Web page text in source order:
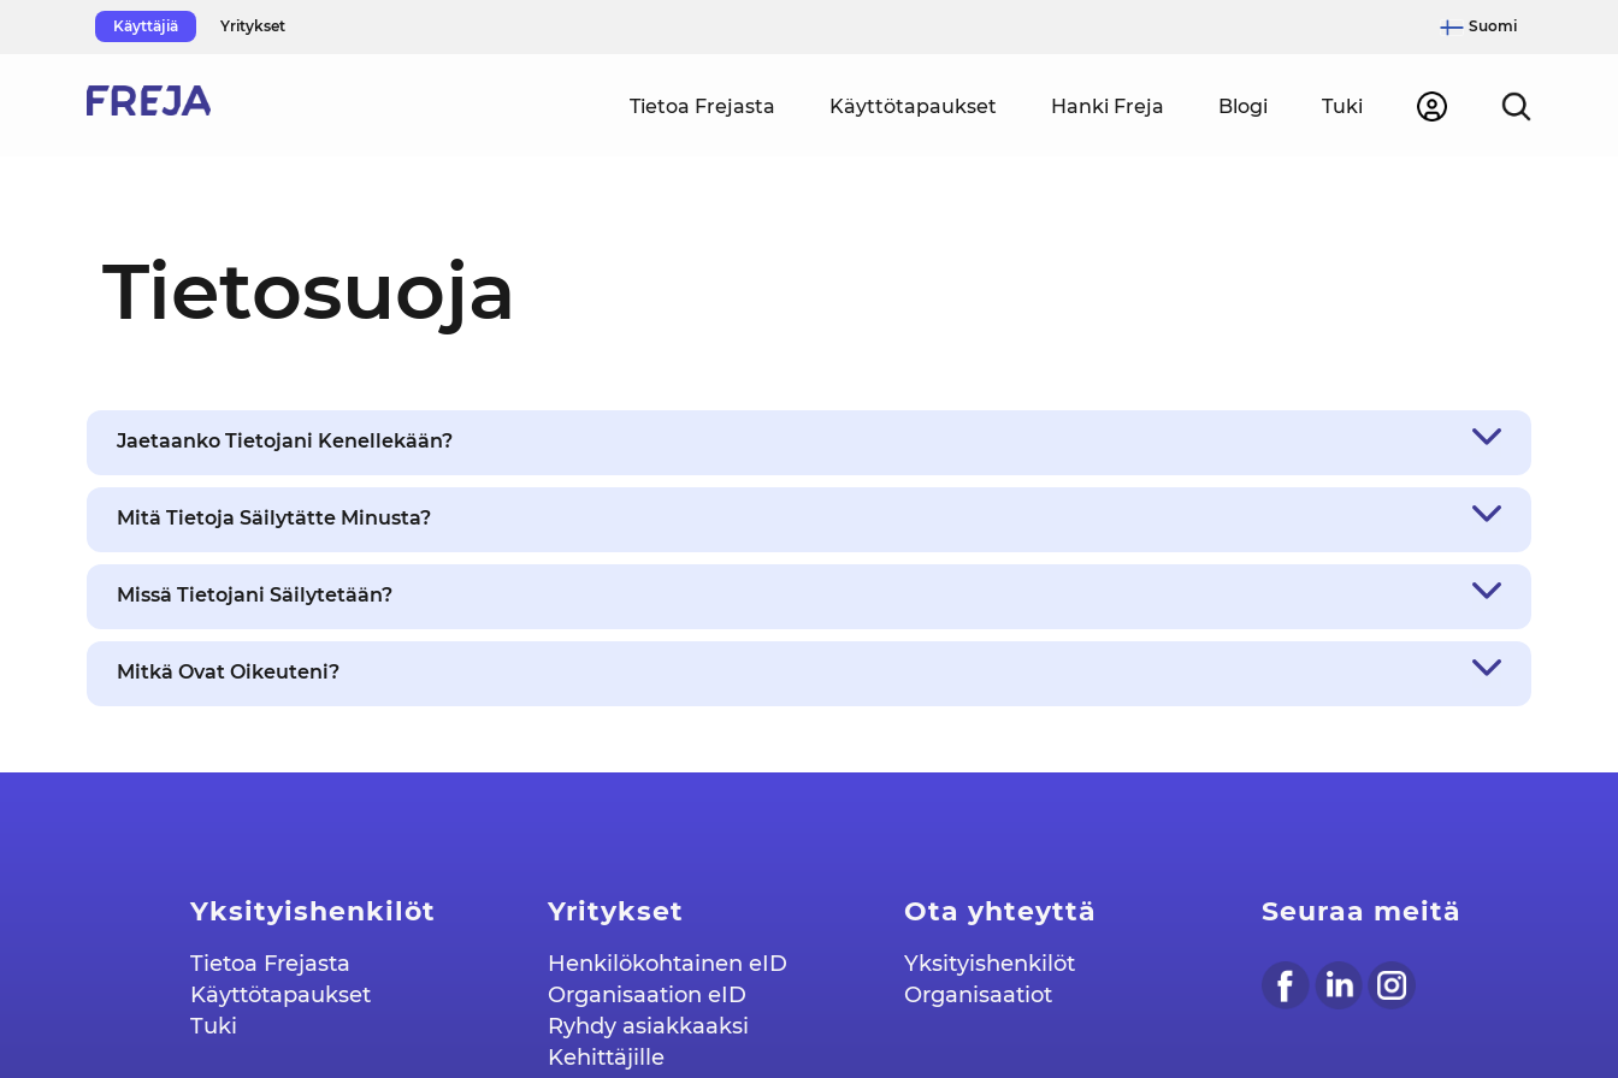
Käyttäjiä Yritykset Suomi
Tietoa Frejasta Käyttötapaukset Hanki Freja Blogi Tuki
Tietosuoja
Jaetaanko Tietojani Kenellekään?
Mitä Tietoja Säilytätte Minusta?
Missä Tietojani Säilytetään?
Mitkä Ovat Oikeuteni?
Yksityishenkilöt
Tietoa Frejasta
Käyttötapaukset
Tuki
Yritykset
Henkilökohtainen eID
Organisaation eID
Ryhdy asiakkaaksi
Kehittäjille
Ota yhteyttä
Yksityishenkilöt
Organisaatiot
Seuraa meitä